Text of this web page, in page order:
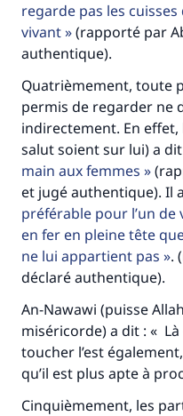
regarde pas les cuisses
vivant
(rapporté par
authentique).
Quatrièmement, toute
permis de regarder ne
indirectement. En
salut soient sur lui) a
main aux femmes
et jugé authentique). Il
préférable pour l’un
en fer en pleine tête
ne lui appartient pas
.
déclaré authentique).
An-Nawawi (puisse
miséricorde) a dit : «
toucher l’est
qu’il est plus apte à
Cinquièmement, les